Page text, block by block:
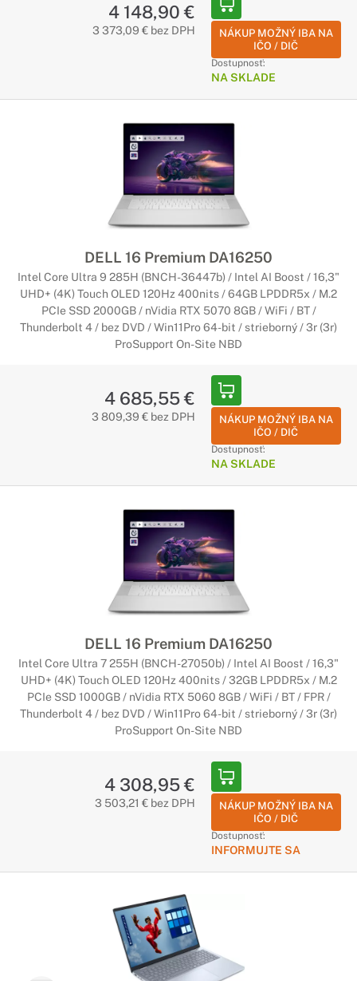
4 148,90 €
3 373,09 € bez DPH
NÁKUP MOŽNÝ IBA NA
IČO / DIČ
Dostupnosť:
NA SKLADE
DELL 16 Premium DA16250
Intel Core Ultra 9 285H (BNCH-36447b) / Intel AI Boost / 16,3"
UHD+ (4K) Touch OLED 120Hz 400nits / 64GB LPDDR5x / M.2
PCIe SSD 2000GB / nVidia RTX 5070 8GB / WiFi / BT /
Thunderbolt 4 / bez DVD / Win11Pro 64-bit / strieborný / 3r (3r)
ProSupport On-Site NBD
4 685,55 €
3 809,39 € bez DPH
NÁKUP MOŽNÝ IBA NA
IČO / DIČ
Dostupnosť:
NA SKLADE
DELL 16 Premium DA16250
Intel Core Ultra 7 255H (BNCH-27050b) / Intel AI Boost / 16,3"
UHD+ (4K) Touch OLED 120Hz 400nits / 32GB LPDDR5x / M.2
PCIe SSD 1000GB / nVidia RTX 5060 8GB / WiFi / BT / FPR /
Thunderbolt 4 / bez DVD / Win11Pro 64-bit / strieborný / 3r (3r)
ProSupport On-Site NBD
4 308,95 €
3 503,21 € bez DPH
NÁKUP MOŽNÝ IBA NA
IČO / DIČ
Dostupnosť:
INFORMUJTE SA